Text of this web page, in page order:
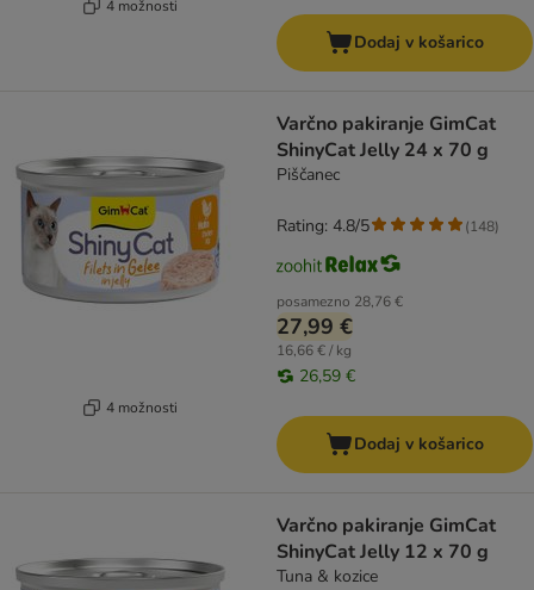
4 možnosti
Dodaj v košarico
4 možnosti
Varčno pakiranje GimCat
ShinyCat Jelly 24 x 70 g
Piščanec
posamezno 28,76 €
27,99 €
16,66 € / kg
26,59 €
Rating: 4.8/5 (148)
Dodaj v košarico
Varčno pakiranje GimCat
ShinyCat Jelly 12 x 70 g
Tuna & kozice